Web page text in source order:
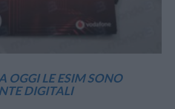
OGGI LE ESIM SONO
DIGITALI